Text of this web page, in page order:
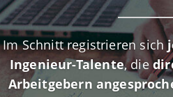
Im Schnitt registrieren sich
Ingenieur-Talente, die
Arbeitgebern